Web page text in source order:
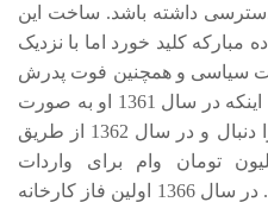
داشته باشد. ساخت این
1354 و 1355 در جاده مبارکه کلید خورد اما با نزدیک
سیاسی و همچنین فوت پدرش
کار برای چند سال متوقف شد تا اینکه در سال 1361 او به صورت
جدی دوباره راه‌اندازی کارخانه را دنبال و در سال 1362 از طریق
تومان وام برای واردات
ماشین‌آلات از آلمان دریافت کرد. در سال 1366 اولین فاز کارخانه